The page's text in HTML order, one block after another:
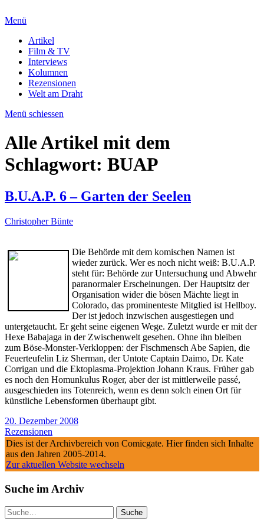
Menü
Artikel
Film & TV
Interviews
Kolumnen
Rezensionen
Welt am Draht
Menü schiessen
Alle Artikel mit dem
Schlagwort: BUAP
B.U.A.P. 6 – Garten der Seelen
Christopher Bünte
Die Behörde mit dem komischen Namen ist
wieder zurück. Wer es noch nicht weiß: B.U.A.P.
steht für: Behörde zur Untersuchung und Abwehr
paranormaler Erscheinungen. Der Hauptsitz der
Organisation wider die bösen Mächte liegt in
Colorado, das prominenteste Mitglied ist Hellboy.
Der ist jedoch inzwischen ausgestiegen und
untergetaucht. Er geht seine eigenen Wege. Zuletzt wurde er mit der
Hexe Babajaga in der Zwischenwelt gesehen. Ohne ihn bleiben
zum Böse-Monster-Verkloppen: der Fischmensch Abe Sapien, die
Feuerteufelin Liz Sherman, der Untote Captain Daimo, Dr. Kate
Corrigan und die Ektoplasma-Projektion Johann Kraus. Früher gab
es noch den Homunkulus Roger, aber der ist mittlerweile passé,
ausgeschieden ins Totenreich, wenn es denn solch einen Ort für
künstliche Lebensformen überhaupt gibt.
20. Dezember 2008
Rezensionen
Dies ist der Archivbereich von Comicgate. Hier finden sich Inhalte
aus den Jahren 2005-2014.
Zur aktuellen Website wechseln
Suche im Archiv
Suche